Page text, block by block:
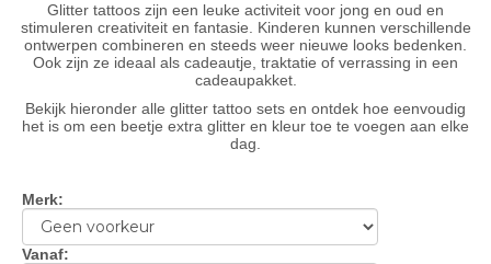
Glitter tattoos zijn een leuke activiteit voor jong en oud en
stimuleren creativiteit en fantasie. Kinderen kunnen verschillende
ontwerpen combineren en steeds weer nieuwe looks bedenken.
Ook zijn ze ideaal als cadeautje, traktatie of verrassing in een
cadeaupakket.
Bekijk hieronder alle glitter tattoo sets en ontdek hoe eenvoudig
het is om een beetje extra glitter en kleur toe te voegen aan elke
dag.
Merk:
Vanaf: